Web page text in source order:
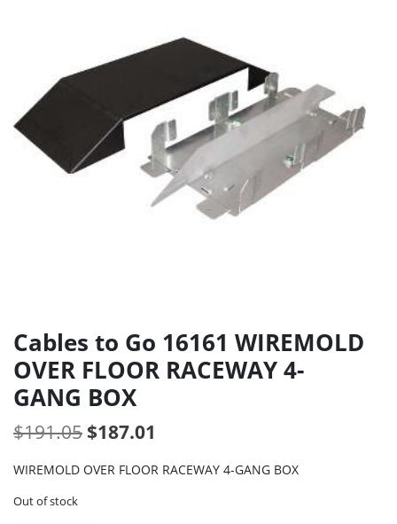
Cables to Go 16161 WIREMOLD
OVER FLOOR RACEWAY 4-
GANG BOX
$191.05 Original
$187.01
WIREMOLD OVER FLOOR RACEWAY 4-GANG BOX
Out of stock